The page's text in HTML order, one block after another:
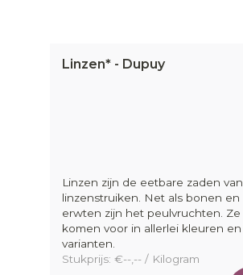
Linzen* - Dupuy
Linzen zijn de eetbare zaden van
linzenstruiken. Net als bonen en
erwten zijn het peulvruchten. Ze
komen voor in allerlei kleuren en
varianten.
Stukprijs: €--,-- / Kilogram